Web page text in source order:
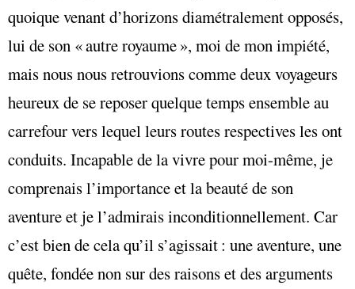
quoique venant d’horizons diamétralement opposés,
lui de son « autre royaume », moi de mon impiété,
mais nous nous retrouvions comme deux voyageurs
heureux de se reposer quelque temps ensemble au
carrefour vers lequel leurs routes respectives les ont
conduits. Incapable de la vivre pour moi-même, je
comprenais l’importance et la beauté de son
aventure et je l’admirais inconditionnellement. Car
c’est bien de cela qu’il s’agissait : une aventure, une
quête, fondée non sur des raisons et des arguments